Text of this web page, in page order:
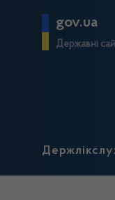
gov.ua
Державні